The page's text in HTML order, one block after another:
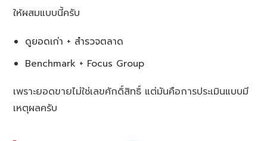
ให้ผสมแบบนี้ครับ
ดูยอดเก่า + สำรวจตลาด
Benchmark + Focus Group
เพราะยอดขายไม่ใช่เลขศักดิ์สิทธิ์ แต่มันคือการประเมินแบบมี
เหตุผลครับ